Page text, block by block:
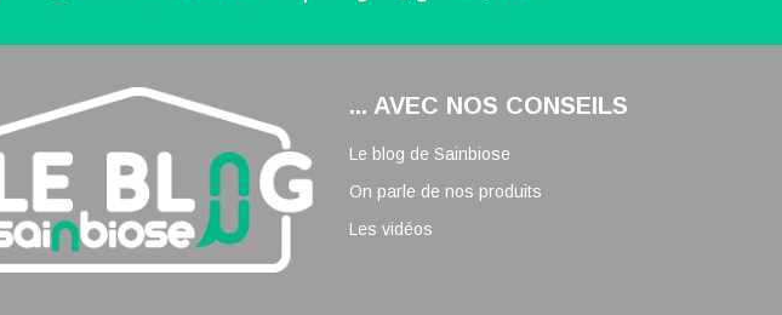
... AVEC NOS CONSEILS
Le blog de Sainbiose
On parle de nos produits
Les vidéos